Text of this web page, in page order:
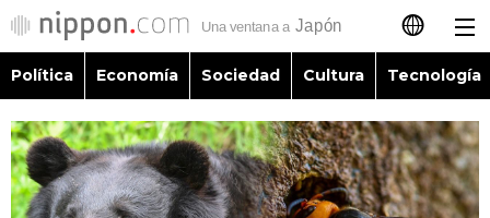
日本語
English
简体字
Política
Política Economía Sociedad Cultura Tecnología